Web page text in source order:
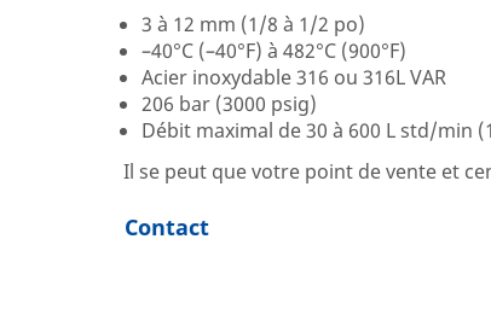
3 à 12 mm (1/8 à 1/2 po)
–40°C (–40°F) à 482°C (900°F)
Acier inoxydable 316 ou 316L VAR
206 bar (3000 psig)
Débit maximal de 30 à 600 L std/min
Il se peut que votre point de vente et
Contact